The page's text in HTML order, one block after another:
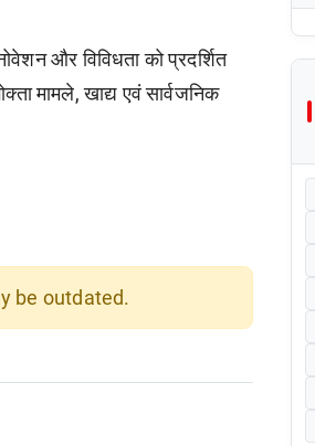
और विविधता को प्रदर्शित
मामले, खाद्य एवं सार्वजनिक
be outdated.